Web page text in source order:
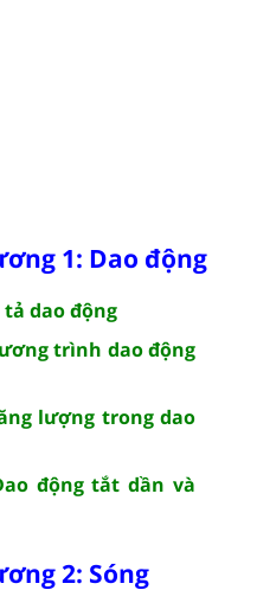
1: Dao động
dao động
trình dao động
lượng trong dao
động tắt dần và
2: Sóng